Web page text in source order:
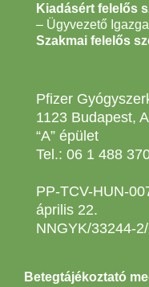
Kiadásért felelős
– Ügyvezető
Szakmai felelős
Pfizer
1123 Budapest,
“A” épület
Tel.: 06 1 488
PP-TCV-HUN-
április 22.
NNGYK/33244-
Betegtájékoztató